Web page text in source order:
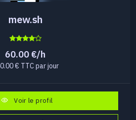
mew.sh
60.00 €/h
€ TTC par jour
Voir le profil